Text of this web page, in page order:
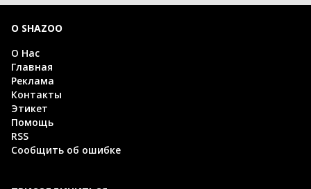
О SHAZOO
О Нас
Главная
Реклама
Контакты
Этикет
Помощь
RSS
Сообщить об ошибке